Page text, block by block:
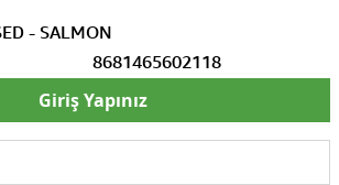
- SALMON
8681465602118
Giriş Yapınız